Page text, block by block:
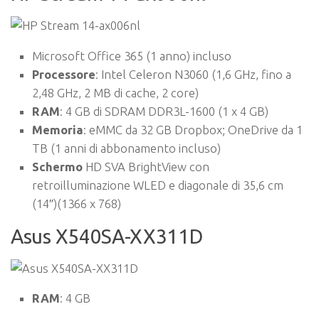
Microsoft Office 365 (1 anno) incluso
Processore: Intel Celeron N3060 (1,6 GHz, fino a
2,48 GHz, 2 MB di cache, 2 core)
RAM: 4 GB di SDRAM DDR3L-1600 (1 x 4 GB)
Memoria: eMMC da 32 GB Dropbox; OneDrive da 1
TB (1 anni di abbonamento incluso)
Schermo HD SVA BrightView con
retroilluminazione WLED e diagonale di 35,6 cm
(14″)(1366 x 768)
Asus X540SA-XX311D
RAM: 4 GB